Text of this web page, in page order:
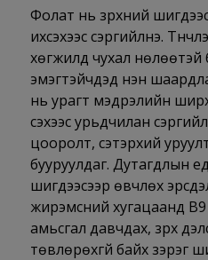
Фолат нь зүрхний
ихсэхээс сэргийлнэ.
хөгжилд чухал нөлөөтэй
эмэгтэйчүүдэд нэн
нь урагт мэдрэлийн
үүсэхээс урьдчилан
цооролт, сэтэрхий
бууруулдаг. Дутагдлын
шигдээсээр өвчлөх
жирэмсний хугацаанд В9
амьсгал давчдах, зүрх
төвлөрөхгүй байх зэрэг